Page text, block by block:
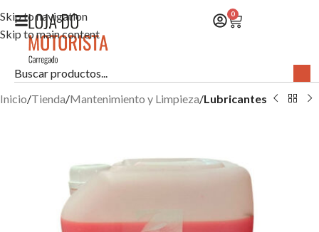
Skip to navigation
Skip to main content
0
Inicio Tienda Mantenimiento y Limpieza Lubricantes